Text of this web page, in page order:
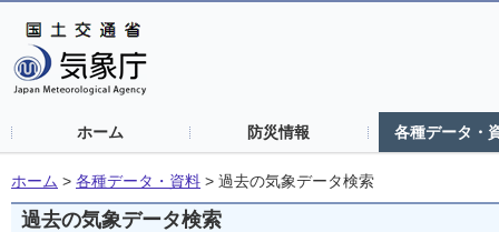
ホーム 防災情報 各種データ・
ホーム > 各種データ・資料 > 過去の気象データ検索
過去の気象データ検索